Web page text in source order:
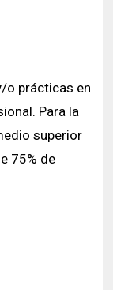
o prácticas en
Para la
superior
75% de